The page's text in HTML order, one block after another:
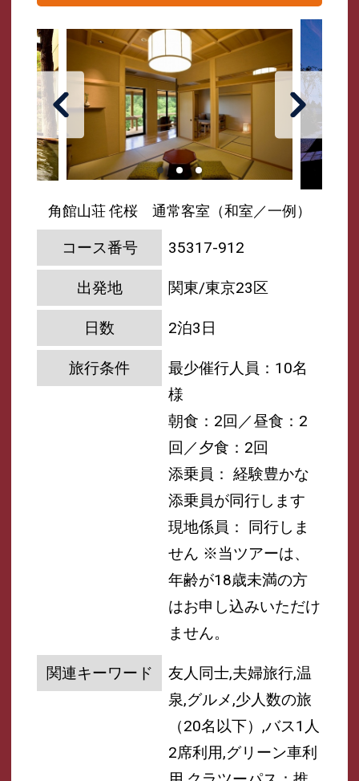
角館山荘 侘桜 通常客室（和室／一例）
コース番号 35317-912
出発地 関東/東京23区
日数 2泊3日
旅行条件
最少催行人員：10名
様
朝食：2回／昼食：2
回／夕食：2回
添乗員： 経験豊かな
添乗員が同行します
現地係員： 同行しま
せん ※当ツアーは、
年齢が18歳未満の方
はお申し込みいただけ
ません。
関連キーワード
友人同士,夫婦旅行,温
泉,グルメ,少人数の旅
（20名以下）,バス1人
2席利用,グリーン車利